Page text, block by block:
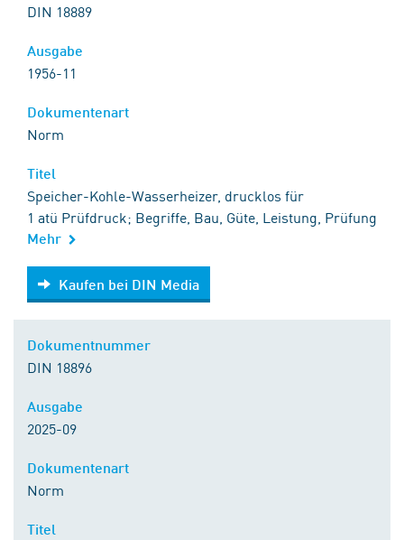
DIN 18889
1956-11
Norm
Speicher-Kohle-Wasserheizer, drucklos für
1 atü Prüfdruck; Begriffe, Bau, Güte, Leistung, Prüfung
Mehr
Kaufen bei DIN Media
Kaufen bei DIN Media
DIN 18896
2025-09
Norm